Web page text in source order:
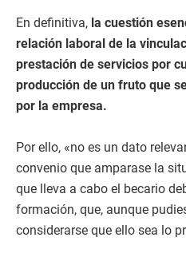
En definitiva, la cuestión
relación laboral de la
prestación de servicios por
producción de un fruto que
por la empresa.
Por ello, «no es un dato
convenio que amparase la
que lleva a cabo el becario
formación, que, aunque
considerarse que ello sea lo